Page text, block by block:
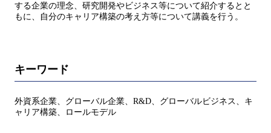
する企業の理念、研究開発やビジネス等について紹介するとと
もに、自分のキャリア構築の考え方等について講義を行う。
キーワード
外資系企業、グローバル企業、R&D、グローバルビジネス、キ
ャリア構築、ロールモデル